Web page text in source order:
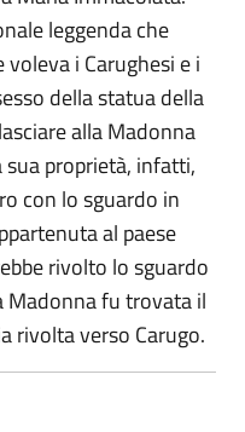
leggenda che
i Carughesi e i
della statua della
alla Madonna
proprietà, infatti,
con lo sguardo in
al paese
rivolto lo sguardo
Madonna fu trovata il
rivolta verso Carugo.